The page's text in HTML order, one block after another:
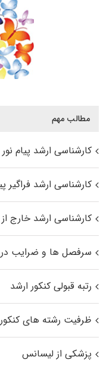
مطالب مهم
کارشناسی ارشد پیام نور
کارشناسی ارشد فراگیر
کارشناسی ارشد خارج
سرفصل ها و ضرایب
رتبه قبولی کنکور ارشد
ظرفیت رشته های
پزشکی از لیسانس